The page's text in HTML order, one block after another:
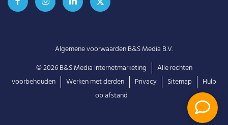
Algemene voorwaarden B&S Media B.V.
© 2026B&S Media Internetmarketing
Alle rechten
voorbehouden
Werken met derden Privacy Sitemap
Hulp
op afstand